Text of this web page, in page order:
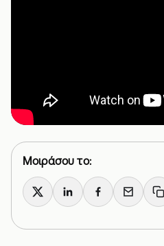
Μοιράσου το:
X LinkedInFacebook
Email